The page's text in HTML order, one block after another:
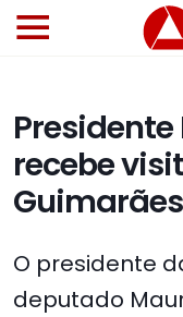
recebe
Guimarães
O presidente
deputado